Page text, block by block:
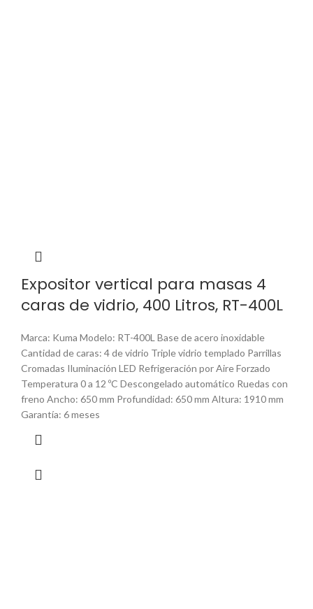
Expositor vertical para masas 4
caras de vidrio, 400 Litros, RT-400L
Marca: Kuma Modelo: RT-400L Base de acero inoxidable
Cantidad de caras: 4 de vidrio Triple vidrio templado Parrillas
Cromadas Iluminación LED Refrigeración por Aire Forzado
Temperatura 0 a 12 ºC Descongelado automático Ruedas con
freno Ancho: 650 mm Profundidad: 650 mm Altura: 1910 mm
Garantía: 6 meses